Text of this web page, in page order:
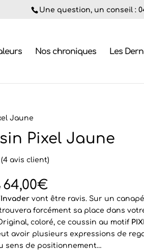
Une question, un conseil :
Nos chroniques Les
Jaune
Pixel Jaune
(4avis client)
64,00€
vont être ravis. Sur un
forcément sa place dans
coloré, ce coussin au motif
avoir plusieurs expressions de
sens de positionnement…